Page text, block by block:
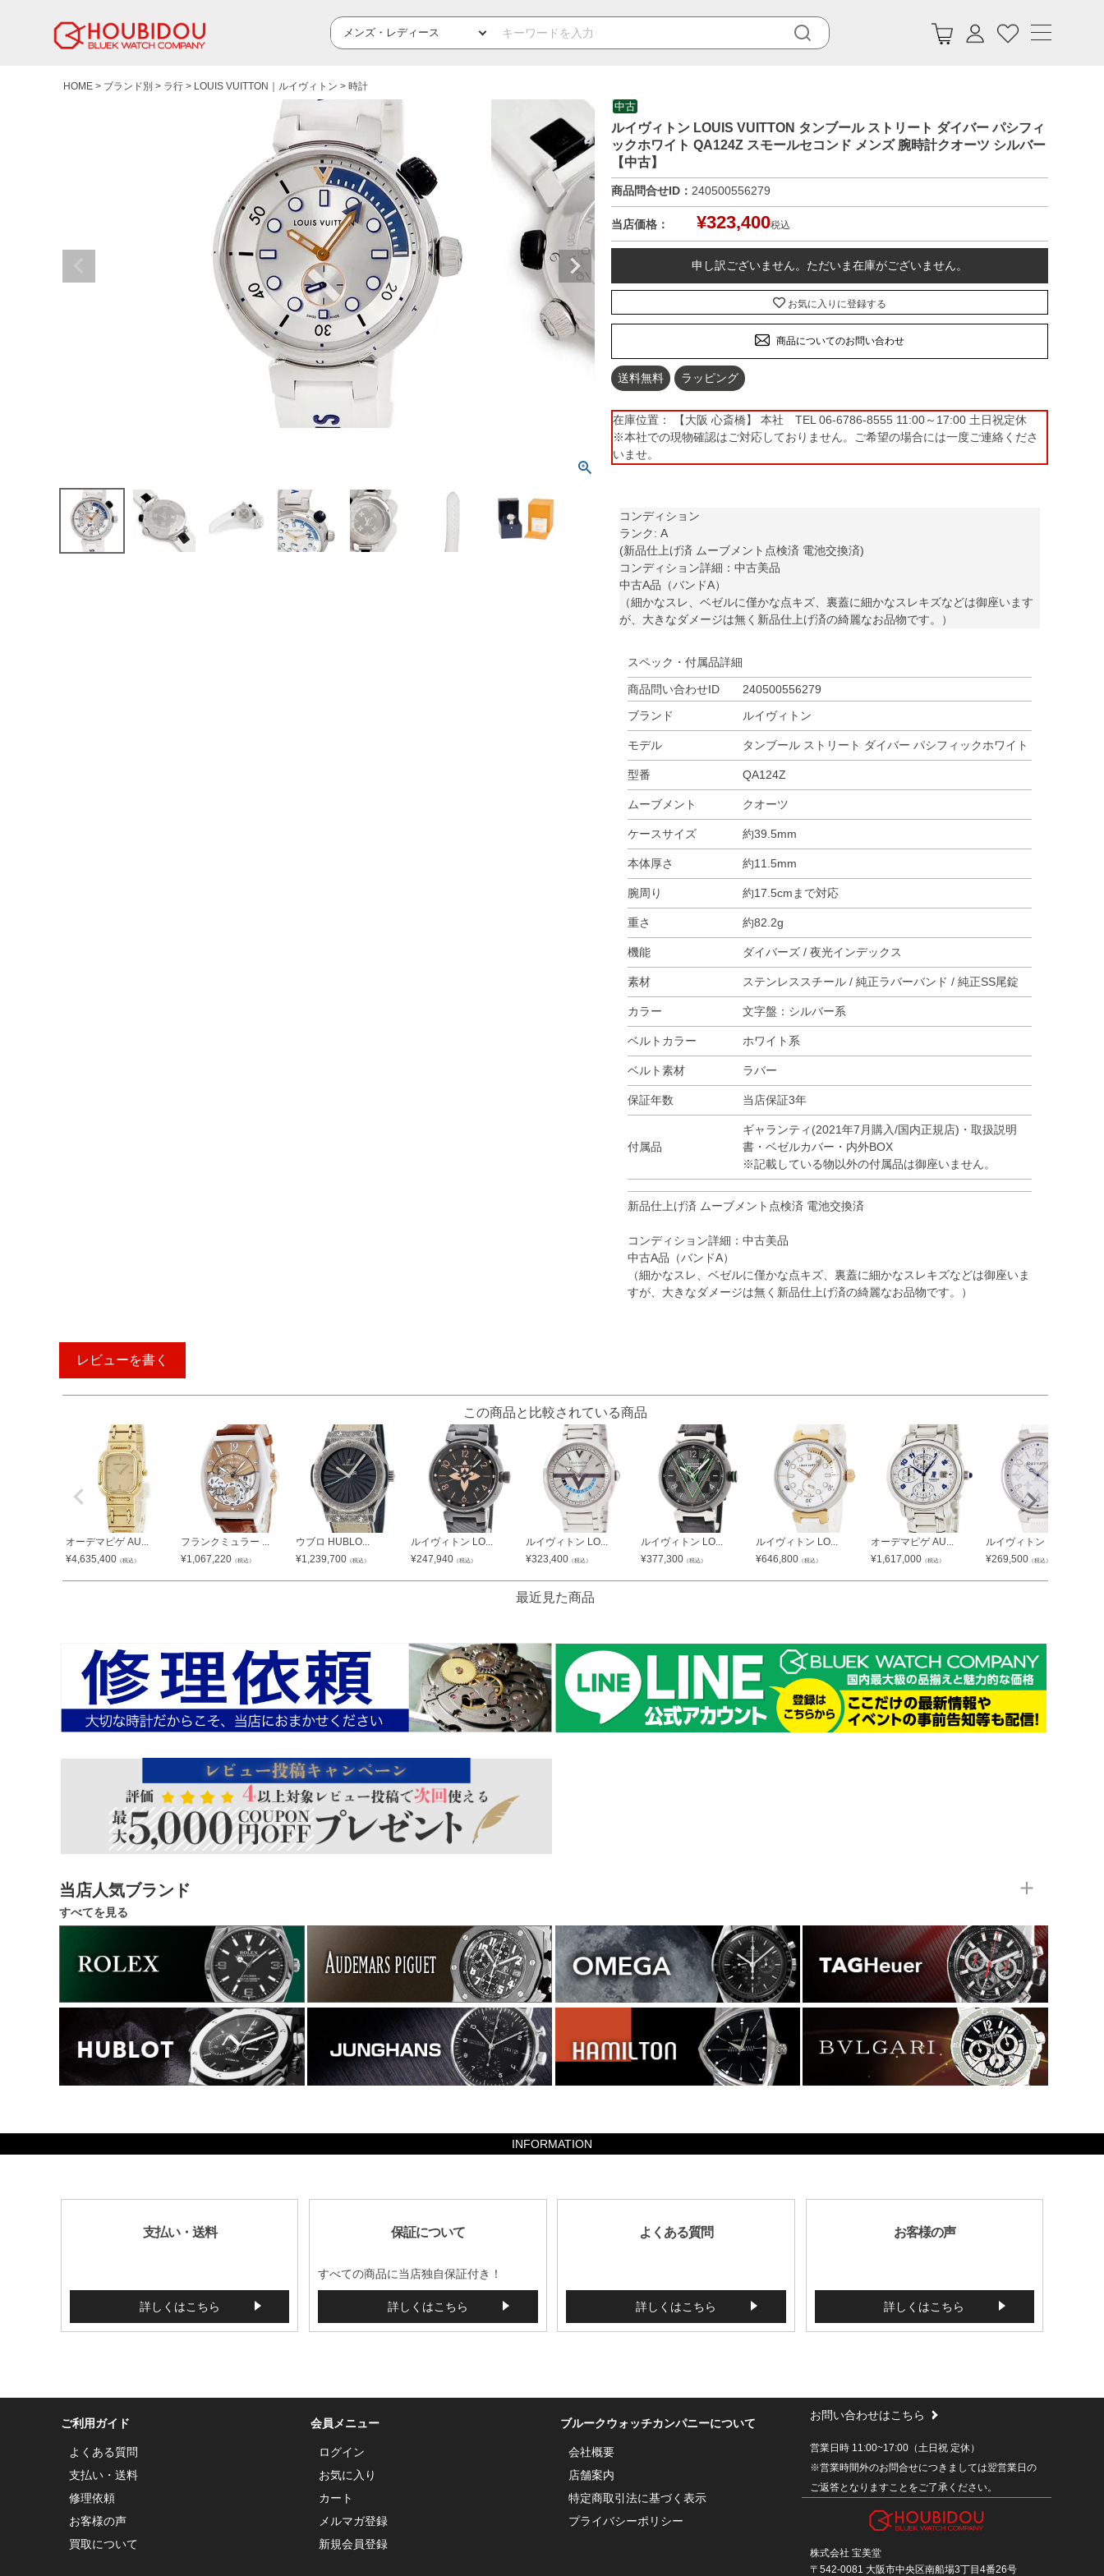
HOME ブランド別 ラ行 LOUIS VUITTON｜ルイヴィトン 時計
中古
ルイヴィトン LOUIS VUITTON タンブール ストリート ダイバー パシフィ
ックホワイト QA124Z スモールセコンド メンズ 腕時計クオーツ シルバー
【中古】
商品問合せID： 240500556279
当店価格： ¥323,400税込
申し訳ございません。ただいま在庫がございません。
お気に入りに登録する
商品についてのお問い合わせ
送料無料 ラッピング
在庫位置： 【大阪 心斎橋】 本社 TEL 06-6786-8555 11:00～17:00 土日祝定休
※本社での現物確認はご対応しておりません。ご希望の場合には一度ご連絡くださ
いませ。
コンディション
ランク: A
(新品仕上げ済 ムーブメント点検済 電池交換済)
コンディション詳細：中古美品
中古A品（バンドA）
（細かなスレ、ベゼルに僅かな点キズ、裏蓋に細かなスレキズなどは御座います
が、大きなダメージは無く新品仕上げ済の綺麗なお品物です。）
スペック・付属品詳細
商品問い合わせID
240500556279
ブランド
ルイヴィトン
モデル タンブール ストリート ダイバー パシフィックホワイト
型番 QA124Z
ムーブメント クオーツ
ケースサイズ 約39.5mm
本体厚さ 約11.5mm
腕周り 約17.5cmまで対応
重さ 約82.2g
機能 ダイバーズ / 夜光インデックス
素材 ステンレススチール / 純正ラバーバンド / 純正SS尾錠
カラー 文字盤：シルバー系
ベルトカラー ホワイト系
ベルト素材 ラバー
保証年数 当店保証3年
付属品
ギャランティ(2021年7月購入/国内正規店)・取扱説明
書・ベゼルカバー・内外BOX
※記載している物以外の付属品は御座いません。
新品仕上げ済 ムーブメント点検済 電池交換済
コンディション詳細：中古美品
中古A品（バンドA）
（細かなスレ、ベゼルに僅かな点キズ、裏蓋に細かなスレキズなどは御座いま
すが、大きなダメージは無く新品仕上げ済の綺麗なお品物です。）
レビューを書く
この商品と比較されている商品
オーデマピゲ AU...
¥4,635,400 （税込）
フランクミュラー ...
¥1,067,220 （税込）
ウブロ HUBLO...
¥1,239,700 （税込）
ルイヴィトン LO...
¥247,940 （税込）
ルイヴィトン LO...
¥323,400 （税込）
ルイヴィトン LO...
¥377,300 （税込）
ルイヴィトン LO...
¥646,800 （税込）
オーデマピゲ AU...
¥1,617,000 （税込）
ルイヴィトン LO...
¥269,500 （税込）
最近見た商品
当店人気ブランド
すべてを見る
INFORMATION
支払い・送料
詳しくはこちら
保証について
すべての商品に当店独自保証付き！
詳しくはこちら
よくある質問
詳しくはこちら
お客様の声
詳しくはこちら
ご利用ガイド
よくある質問
支払い・送料
修理依頼
お客様の声
買取について
会員メニュー
ログイン
お気に入り
カート
メルマガ登録
新規会員登録
ブルークウォッチカンパニーについて
会社概要
店舗案内
特定商取引法に基づく表示
プライバシーポリシー
お問い合わせはこちら
営業日時 11:00~17:00（土日祝 定休）
※営業時間外のお問合せにつきましては翌営業日の
ご返答となりますことをご了承ください。
株式会社 宝美堂
〒542-0081 大阪市中央区南船場3丁目4番26号